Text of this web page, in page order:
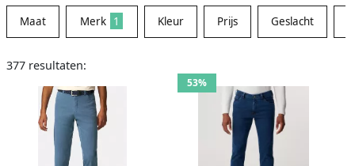
Maat Merk 1 Kleur Prijs Geslacht
377 resultaten:
53%